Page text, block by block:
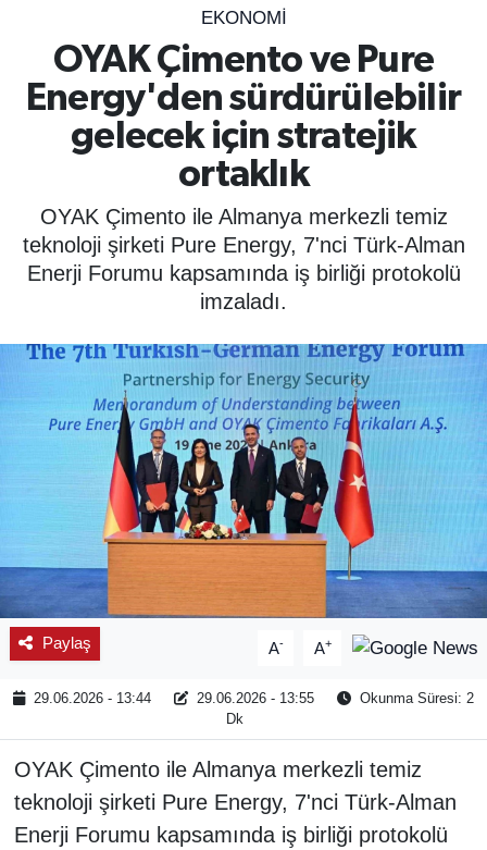
EKONOMİ
OYAK Çimento ve Pure
Energy'den sürdürülebilir
gelecek için stratejik
ortaklık
OYAK Çimento ile Almanya merkezli temiz
teknoloji şirketi Pure Energy, 7'nci Türk-Alman
Enerji Forumu kapsamında iş birliği protokolü
imzaladı.
Paylaş A- A+
29.06.2026 - 13:44 29.06.2026 - 13:55
Okunma Süresi: 2
Dk
OYAK Çimento ile Almanya merkezli temiz
teknoloji şirketi Pure Energy, 7'nci Türk-Alman
Enerji Forumu kapsamında iş birliği protokolü
ÇEVRE
YAŞAM
BİLİM - TEKNOLOJİ
KADIN
KÜLTÜR SANAT
MAGAZİN